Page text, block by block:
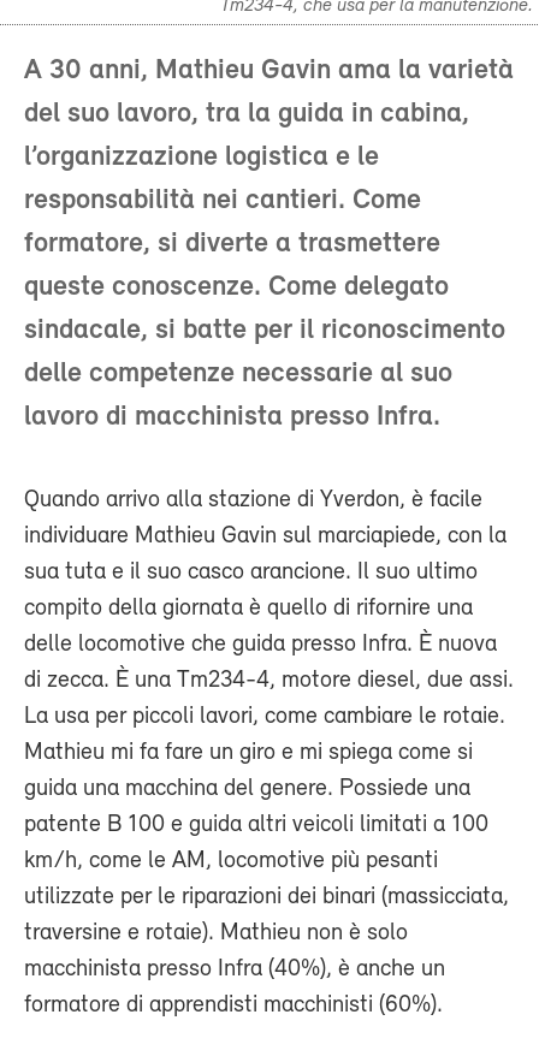
Tm234-4, che usa per la manutenzione.
A 30 anni, Mathieu Gavin ama la varietà
del suo lavoro, tra la guida in cabina,
l’organizzazione logistica e le
responsabilità nei cantieri. Come
formatore, si diverte a trasmettere
queste conoscenze. Come delegato
sindacale, si batte per il riconoscimento
delle competenze necessarie al suo
lavoro di macchinista presso Infra.
Quando arrivo alla stazione di Yverdon, è facile
individuare Mathieu Gavin sul marciapiede, con la
sua tuta e il suo casco arancione. Il suo ultimo
compito della giornata è quello di rifornire una
delle locomotive che guida presso Infra. È nuova
di zecca. È una Tm234-4, motore diesel, due assi.
La usa per piccoli lavori, come cambiare le rotaie.
Mathieu mi fa fare un giro e mi spiega come si
guida una macchina del genere. Possiede una
patente B 100 e guida altri veicoli limitati a 100
km/h, come le AM, locomotive più pesanti
utilizzate per le riparazioni dei binari (massicciata,
traversine e rotaie). Mathieu non è solo
macchinista presso Infra (40%), è anche un
formatore di apprendisti macchinisti (60%).